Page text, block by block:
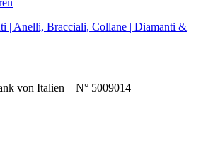
| Anelli, Bracciali, Collane | Diamanti &
von Italien – N° 5009014